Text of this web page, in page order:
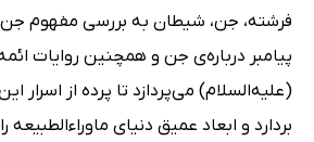
فرشته، جن، شیطان به بررسی مفهوم جن
پیامبر درباره‌ی جن و همچنین روایات
(علیه‌السلام) می‌پردازد تا پرده از اسرار
بردارد و ابعاد عمیق دنیای